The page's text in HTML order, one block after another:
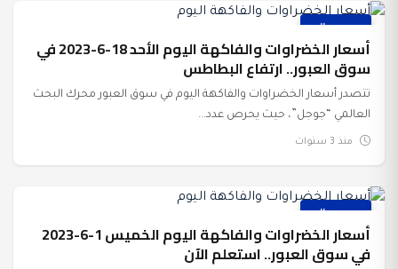
أسعار الخضراوات والفاكهة اليوم الأحد 18-6-2023 في
سوق العبور.. ارتفاع البطاطس
تتصدر أسعار الخضراوات والفاكهة اليوم في سوق العبور محرك البحث
العالمي “جوجل”، حيث يحرص عدد...
منذ 3 سنوات
أسعار الخضراوات والفاكهة اليوم الخميس 1-6-2023
في سوق العبور.. استعلم الآن